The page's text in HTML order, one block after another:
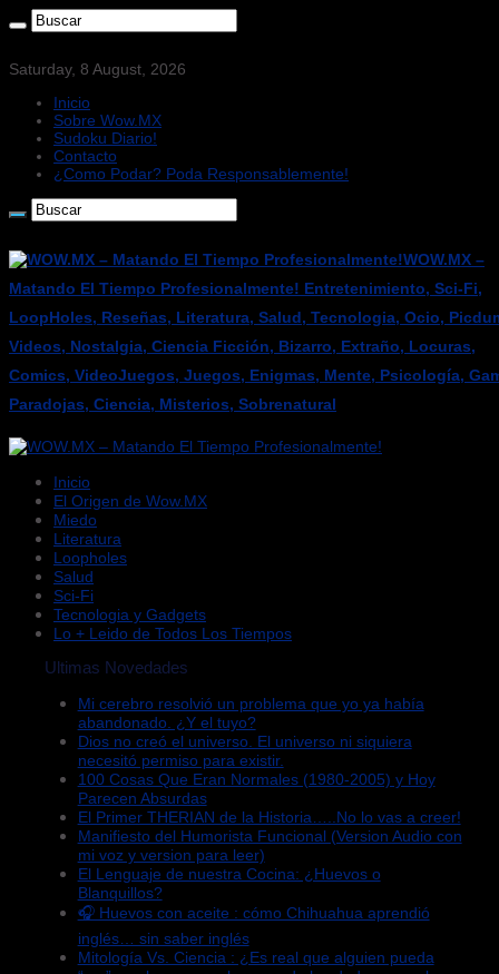
Saturday, 8 August, 2026
Inicio
Sobre Wow.MX
Sudoku Diario!
Contacto
¿Como Podar? Poda Responsablemente!
WOW.MX –
Matando El Tiempo Profesionalmente! Entretenimiento, Sci-Fi,
LoopHoles, Reseñas, Literatura, Salud, Tecnologia, Ocio,
Videos, Nostalgia, Ciencia Ficción, Bizarro, Extraño, Locuras,
Comics, VideoJuegos, Juegos, Enigmas, Mente, Psicología,
Paradojas, Ciencia, Misterios, Sobrenatural
Inicio
El Origen de Wow.MX
Miedo
Literatura
Loopholes
Salud
Sci-Fi
Tecnologia y Gadgets
Lo + Leido de Todos Los Tiempos
Ultimas Novedades
Mi cerebro resolvió un problema que yo ya había
abandonado. ¿Y el tuyo?
Dios no creó el universo. El universo ni siquiera
necesitó permiso para existir.
100 Cosas Que Eran Normales (1980-2005) y Hoy
Parecen Absurdas
El Primer THERIAN de la Historia…..No lo vas a creer!
Manifiesto del Humorista Funcional (Version Audio con
mi voz y version para leer)
El Lenguaje de nuestra Cocina: ¿Huevos o
Blanquillos?
🎧 Huevos con aceite : cómo Chihuahua aprendió
inglés… sin saber inglés
Mitología Vs. Ciencia : ¿Es real que alguien pueda